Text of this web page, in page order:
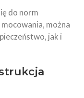
do norm
można
jak i